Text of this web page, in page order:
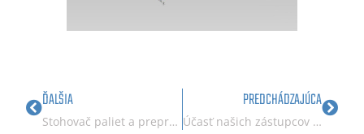
ĎALŠIA
Stohovač paliet a prepraviek
PREDCHÁDZAJÚCA
Účasť našich zástupcov na veľtrhu Drema v Poľskej Poznańi